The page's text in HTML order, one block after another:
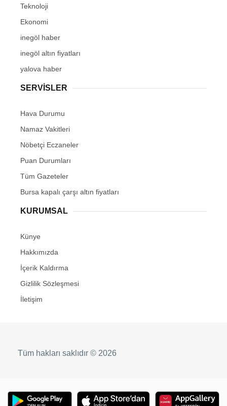
Teknoloji
Ekonomi
inegöl haber
inegöl altın fiyatları
yalova haber
SERVİSLER
Hava Durumu
Namaz Vakitleri
Nöbetçi Eczaneler
Puan Durumları
Tüm Gazeteler
Bursa kapalı çarşı altın fiyatları
KURUMSAL
Künye
Hakkımızda
İçerik Kaldırma
Gizlilik Sözleşmesi
İletişim
Tüm hakları saklıdır © 2026